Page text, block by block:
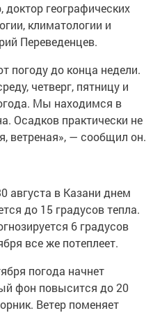
географических
климатологии и
Переведенцев.
погоду до конца недели.
четверг, пятницу и
Мы находимся в
Осадков практически не
ветреная», — сообщил он.
августа в Казани днем
до 15 градусов тепла.
6 градусов
все же потеплеет.
погода начнет
фон повысится до 20
Ветер поменяет